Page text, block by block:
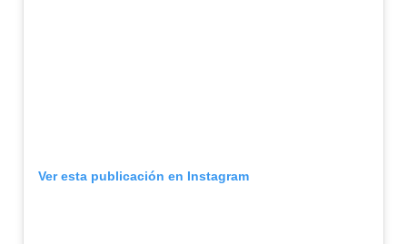
Ver esta publicación en Instagram